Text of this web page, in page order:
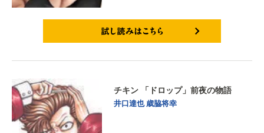
チキン 「ドロップ」前夜の物語
井口達也 歳脇将幸